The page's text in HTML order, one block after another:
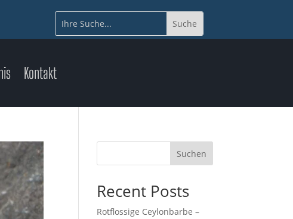
Kontakt
Suchen
Recent Posts
Rotflossige Ceylonbarbe –